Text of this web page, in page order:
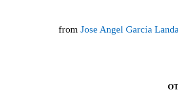
from Jose Angel García Landa